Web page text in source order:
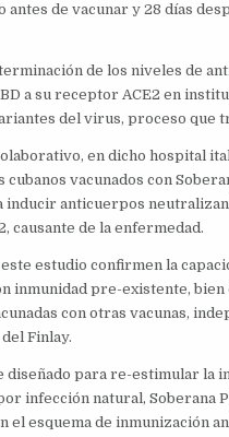
antes de vacunar y 28 días
de los niveles de
a su receptor ACE2 en
del virus, proceso que
en dicho hospital
vacunados con
inducir anticuerpos
causante de la enfermedad.
estudio confirmen la
inmunidad pre-existente, bien
con otras vacunas,
Finlay.
diseñado para re-estimular la
infección natural, Soberana
esquema de inmunización